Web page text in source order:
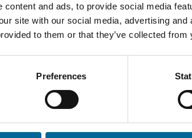
content and ads, to provide social media
site with our social media, advertising
to them or that they’ve collected
Preferences
Kontakta våra